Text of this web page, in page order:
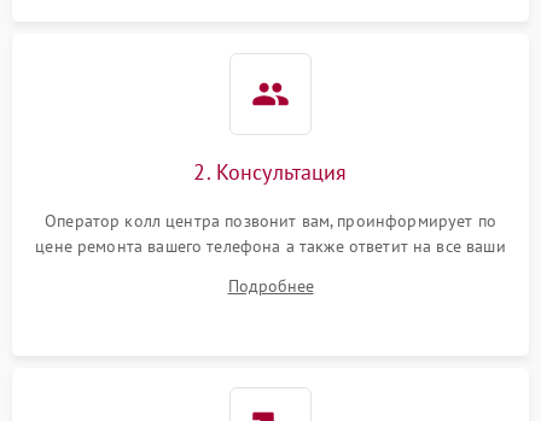
2. Консультация
Оператор колл центра позвонит вам, проинформирует по
цене ремонта вашего телефона а также ответит на все ваши
Подробнее